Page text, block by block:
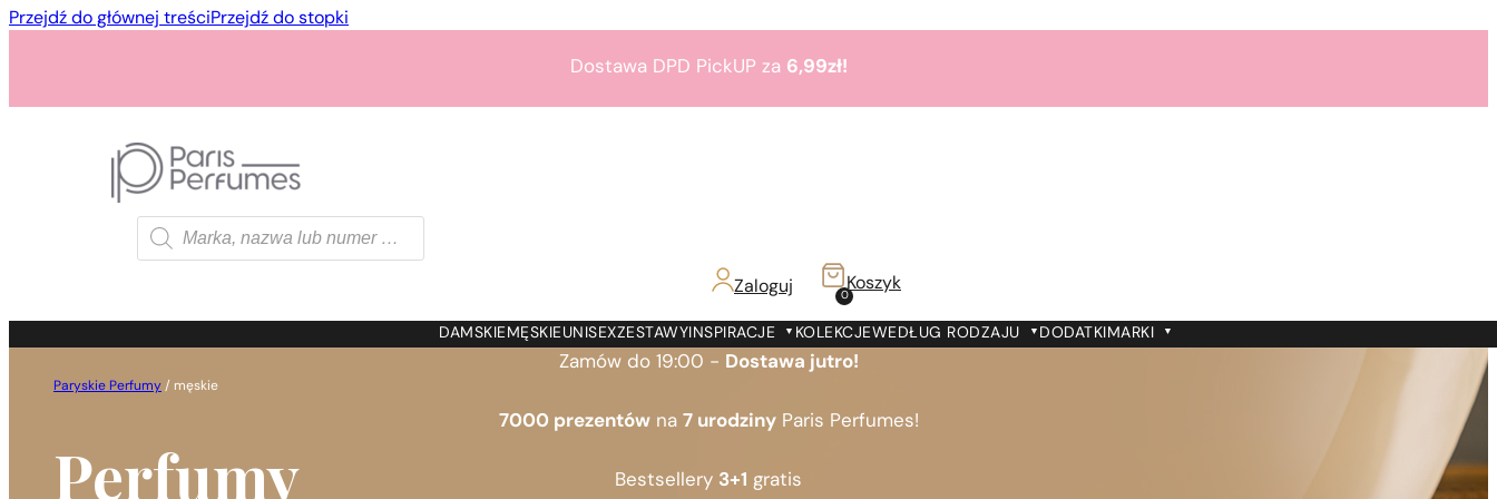
Przejdź do głównej treściPrzejdź do stopki
Dostawa DPD PickUP za 6,99zł!
6,99zł!
Zamów do 19:00 - Dostawa jutro!
7000 prezentówna 7 urodzinyParis Perfumes!
Bestsellery 3+1 gratis
Wyszukiwarka
produktów
Zaloguj 0
Koszyk
DAMSKIE MĘSKIE UNISEXZESTAWYINSPIRACJE KOLEKCJEWEDŁUG RODZAJU DODATKIMARKI
Paryskie Perfumy / męskie
Perfumy